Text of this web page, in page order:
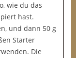
wie du das
hast.
und dann 50 g
Starter
Die